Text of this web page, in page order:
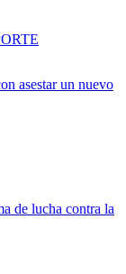
asestar un nuevo
de lucha contra la